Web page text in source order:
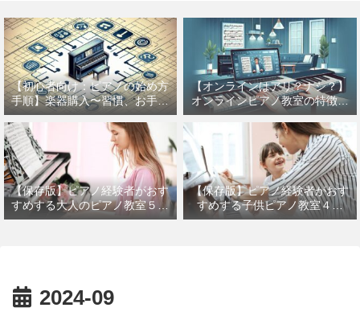
【初心者向け：ピアノの始め方
手順】楽器購入〜習慣、お手入
れなどを紹介
【オンラインはアリ？ナシ？】
オンラインピアノ教室の特徴を
徹底解説【音楽の才能は自宅で
輝く】
【保存版】ピアノ経験者がおす
すめする大人のピアノ教室５選
【年齢は関係ない】
【保存版】ピアノ経験者がおす
すめする子供ピアノ教室４選
【マンツーマン、アップライト
2024-09